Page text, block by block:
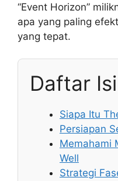
“Event Horizon”
apa yang paling
yang tepat.
Daftar Isi
Siapa Itu
Persiapan
Memahami
Well
Strategi